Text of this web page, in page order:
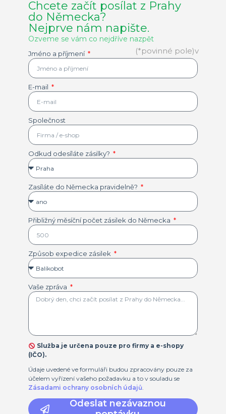
Chcete začít posílat z Prahy
do Německa?
Nejprve nám napište.
Ozveme se vám co nejdříve nazpět
(*povinné pole)v
Jméno a příjmení
E-mail
Společnost
Odkud odesíláte zásilky?
Zasíláte do Německa pravidelně?
Přibližný měsíční počet zásilek do Německa
Způsob expedice zásilek
Vaše zpráva
Služba je určena pouze pro firmy a e-shopy
(IČO).
Údaje uvedené ve formuláři budou zpracovány pouze za
účelem vyřízení vašeho požadavku a to v souladu se
Zásadami ochrany osobních údajů.
Odeslat nezávaznou